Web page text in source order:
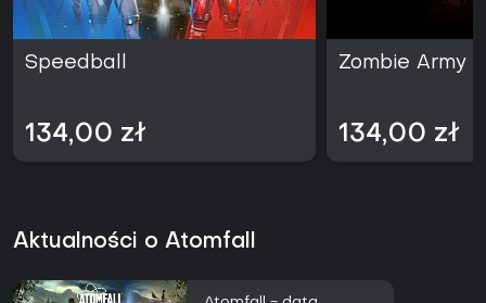
Speedball
134,00 zł
Zombie Army
134,00 zł
Aktualności o Atomfall